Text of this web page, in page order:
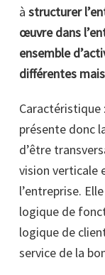
à structurer
œuvre dans
ensemble
différentes
Caractéristique
présente donc
d’être
vision verticale
l’entreprise.
logique de
logique de
service de la